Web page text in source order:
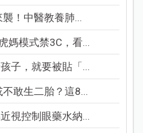
！中醫教養肺...
媽模式禁3C，看...
子，就要被貼「...
敢生二胎？這8...
視控制眼藥水納...